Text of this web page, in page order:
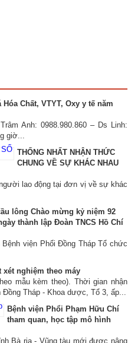
Chất, VTYT, Oxy y tế năm
Anh: 0988.980.860 – Ds Linh:
giờ...
THỐNG NHẤT NHẬN THỨC
CHUNG VỀ SỰ KHÁC NHAU
lao động tại đơn vị về sự khác
lông Chào mừng kỷ niệm 92
thành lập Đoàn TNCS Hồ Chí
viện Phổi Đồng Tháp Tổ chức
xét nghiệm theo máy
mẫu kèm theo). Thời gian nhận
Đồng Tháp - Khoa dược, Tổ 3, ấp...
Bệnh viện Phổi Phạm Hữu Chí
tham quan, học tập mô hình
Bà rịa - Vũng tàu mới được nâng